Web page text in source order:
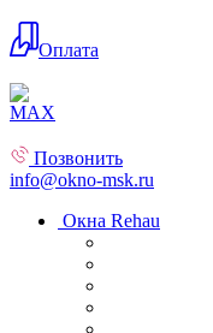
Оплата
Позвонить
info@okno-msk.ru
Окна Rehau